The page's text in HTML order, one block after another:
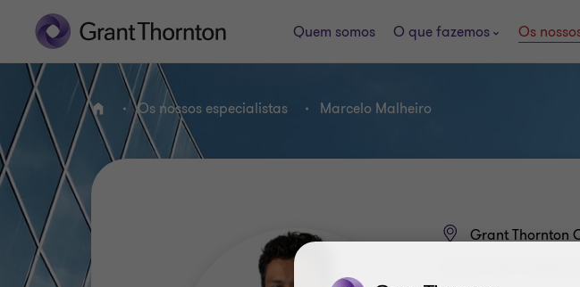
Quem somos O que fazemos Os
HOME Os nossos especialistas Marcelo Malheiro
Grant Thornton